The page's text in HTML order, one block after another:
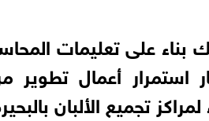
بناء على تعليمات
استمرار أعمال تطوير
تجميع الألبان